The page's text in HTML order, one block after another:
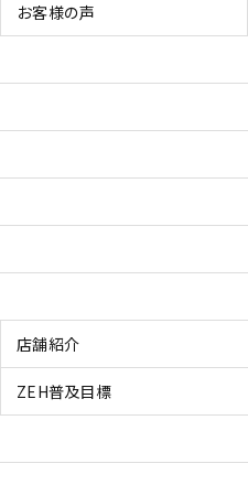
お客様の声
店舗紹介
ZEH普及目標